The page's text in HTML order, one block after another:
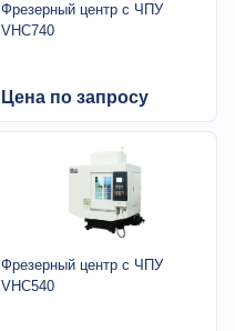
Фрезерный центр с ЧПУ
VHC740
Цена по запросу
Фрезерный центр с ЧПУ
VHC540